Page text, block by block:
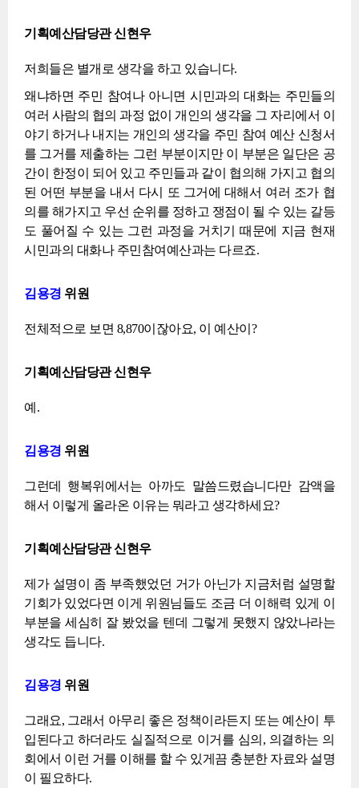
기획예산담당관 신현우
저희들은 별개로 생각을 하고 있습니다.
왜냐하면 주민 참여나 아니면 시민과의 대화는 주민들의
여러 사람의 협의 과정 없이 개인의 생각을 그 자리에서 이
야기 하거나 내지는 개인의 생각을 주민 참여 예산 신청서
를 그거를 제출하는 그런 부분이지만 이 부분은 일단은 공
간이 한정이 되어 있고 주민들과 같이 협의해 가지고 협의
된 어떤 부분을 내서 다시 또 그거에 대해서 여러 조가 협
의를 해가지고 우선 순위를 정하고 쟁점이 될 수 있는 갈등
도 풀어질 수 있는 그런 과정을 거치기 때문에 지금 현재
시민과의 대화나 주민참여예산과는 다르죠.
김용경 위원
전체적으로 보면 8,870이잖아요, 이 예산이?
기획예산담당관 신현우
예.
김용경 위원
그런데 행복위에서는 아까도 말씀드렸습니다만 감액을
해서 이렇게 올라온 이유는 뭐라고 생각하세요?
기획예산담당관 신현우
제가 설명이 좀 부족했었던 거가 아닌가 지금처럼 설명할
기회가 있었다면 이게 위원님들도 조금 더 이해력 있게 이
부분을 세심히 잘 봤었을 텐데 그렇게 못했지 않았나라는
생각도 듭니다.
김용경 위원
그래요, 그래서 아무리 좋은 정책이라든지 또는 예산이 투
입된다고 하더라도 실질적으로 이거를 심의, 의결하는 의
회에서 이런 거를 이해를 할 수 있게끔 충분한 자료와 설명
이 필요하다.